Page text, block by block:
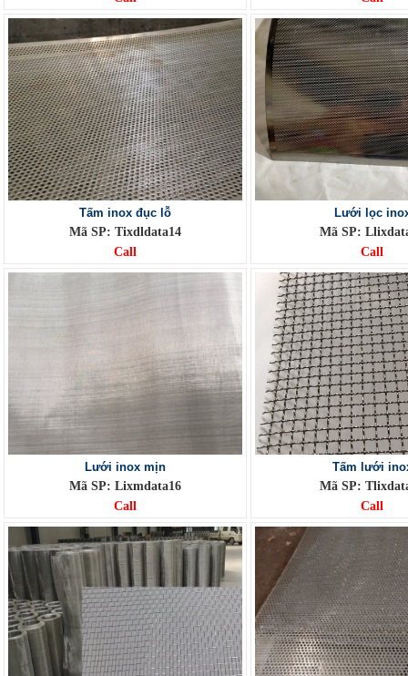
Tấm inox đục lỗ
Mã SP: Tixdldata14
Call
Lưới lọc
Mã SP:
Call
Lưới inox mịn
Mã SP: Lixmdata16
Call
Tấm lưới
Mã SP:
Call